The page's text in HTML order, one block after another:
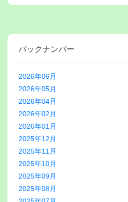
バックナンバー
2026年06月
2026年05月
2026年04月
2026年02月
2026年01月
2025年12月
2025年11月
2025年10月
2025年09月
2025年08月